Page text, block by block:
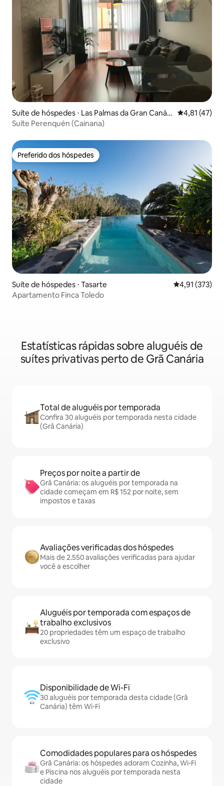
Suíte de hóspedes ⋅ Las Palmas da Gran Canári
a
4,81 de uma
4,81 (47)
Suíte Perenquén (Cainana)
Preferido dos hóspedes
Preferido dos hóspedes
Suíte de hóspedes ⋅ Tasarte 4,91 de uma
4,91 (373)
Apartamento Finca Toledo
Estatísticas rápidas sobre aluguéis de
suítes privativas perto de Grã Canária
Total de aluguéis por temporada
Confira 30 aluguéis por temporada nesta cidade
(Grã Canária)
Preços por noite a partir de
Grã Canária: os aluguéis por temporada na
cidade começam em R$ 152 por noite, sem
impostos e taxas
Avaliações verificadas dos hóspedes
Mais de 2.550 avaliações verificadas para ajudar
você a escolher
Aluguéis por temporada com espaços de
trabalho exclusivos
20 propriedades têm um espaço de trabalho
exclusivo
Disponibilidade de Wi-Fi
30 aluguéis por temporada desta cidade (Grã
Canária) têm Wi-Fi
Comodidades populares para os hóspedes
Grã Canária: os hóspedes adoram Cozinha, Wi-Fi
e Piscina nos aluguéis por temporada nesta
cidade